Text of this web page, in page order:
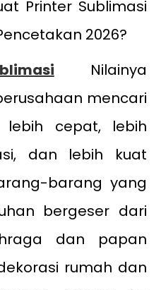
Nilainya
mencari
lebih cepat, lebih
dan lebih kuat
barang yang
bergeser dari
dan papan
rumah dan